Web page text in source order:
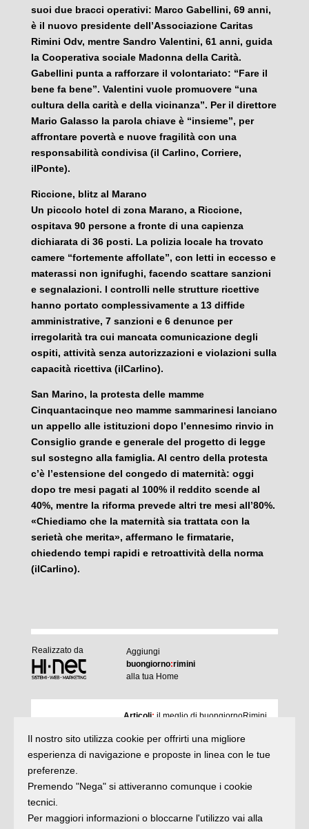
suoi due bracci operativi: Marco Gabellini, 69 anni,
è il nuovo presidente dell’Associazione Caritas
Rimini Odv, mentre Sandro Valentini, 61 anni, guida
la Cooperativa sociale Madonna della Carità.
Gabellini punta a rafforzare il volontariato: “Fare il
bene fa bene”. Valentini vuole promuovere “una
cultura della carità e della vicinanza”. Per il direttore
Mario Galasso la parola chiave è “insieme”, per
affrontare povertà e nuove fragilità con una
responsabilità condivisa (il Carlino, Corriere,
ilPonte).
Riccione, blitz al Marano
Un piccolo hotel di zona Marano, a Riccione,
ospitava 90 persone a fronte di una capienza
dichiarata di 36 posti. La polizia locale ha trovato
camere “fortemente affollate”, con letti in eccesso e
materassi non ignifughi, facendo scattare sanzioni
e segnalazioni. I controlli nelle strutture ricettive
hanno portato complessivamente a 13 diffide
amministrative, 7 sanzioni e 6 denunce per
irregolarità tra cui mancata comunicazione degli
ospiti, attività senza autorizzazioni e violazioni sulla
capacità ricettiva (ilCarlino).
San Marino, la protesta delle mamme
Cinquantacinque neo mamme sammarinesi lanciano
un appello alle istituzioni dopo l’ennesimo rinvio in
Consiglio grande e generale del progetto di legge
sul sostegno alla famiglia. Al centro della protesta
c’è l’estensione del congedo di maternità: oggi
dopo tre mesi pagati al 100% il reddito scende al
40%, mentre la riforma prevede altri tre mesi all’80%.
«Chiediamo che la maternità sia trattata con la
serietà che merita», affermano le firmatarie,
chiedendo tempi rapidi e retroattività della norma
(ilCarlino).
Realizzato da
Aggiungi
buongiorno:rimini
alla tua Home
Articoli
e rubriche I Articoli: il meglio di buongiornoRimini
Agenda
gli appuntamenti del giorno
Argomenti:la storia delle notizie
quasi un rotocalco
Iscrivitialla newsletter
Il nostro sito utilizza cookie per offrirti una migliore
esperienza di navigazione e proposte in linea con le tue
preferenze.
Premendo "Nega" si attiveranno comunque i cookie
tecnici.
Per maggiori informazioni o bloccarne l'utilizzo vai alla